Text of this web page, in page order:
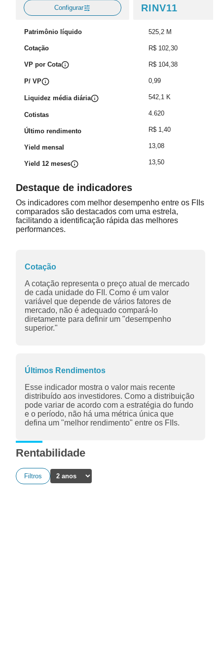
Configurar
Patrimônio líquido
Cotação
VP por Cota
P/ VP
Liquidez média diária
Cotistas
Último rendimento
Yield mensal
Yield 12 meses
RINV11
525,2 M
R$ 102,30
R$ 104,38
0,99
542,1 K
4.620
R$ 1,40
13,08
13,50
Destaque de indicadores
Os indicadores com melhor desempenho entre os FIIs
comparados são destacados com uma estrela,
facilitando a identificação rápida das melhores
performances.
Cotação
A cotação representa o preço atual de mercado
de cada unidade do FII. Como é um valor
variável que depende de vários fatores de
mercado, não é adequado compará-lo
diretamente para definir um "desempenho
superior."
Últimos Rendimentos
Esse indicador mostra o valor mais recente
distribuído aos investidores. Como a distribuição
pode variar de acordo com a estratégia do fundo
e o período, não há uma métrica única que
defina um "melhor rendimento" entre os FIIs.
Rentabilidade
Filtros